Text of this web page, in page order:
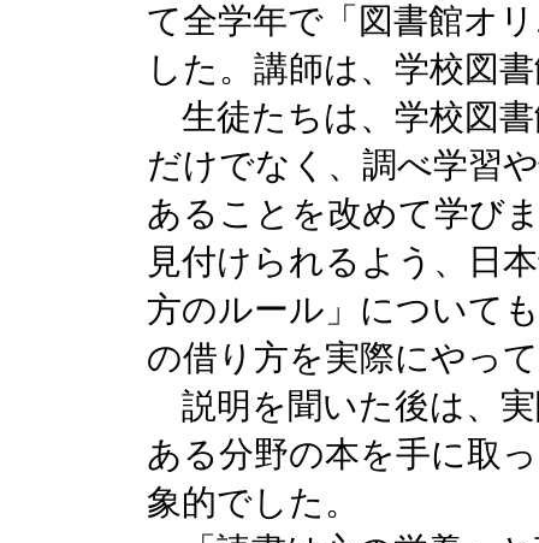
て全学年で「図書館オ
した。講師は、学校図
生徒たちは、学校図
だけでなく、調べ学習
あることを改めて学び
見付けられるよう、日
方のルール」について
の借り方を実際にやっ
説明を聞いた後は、
ある分野の本を手に取
象的でした。